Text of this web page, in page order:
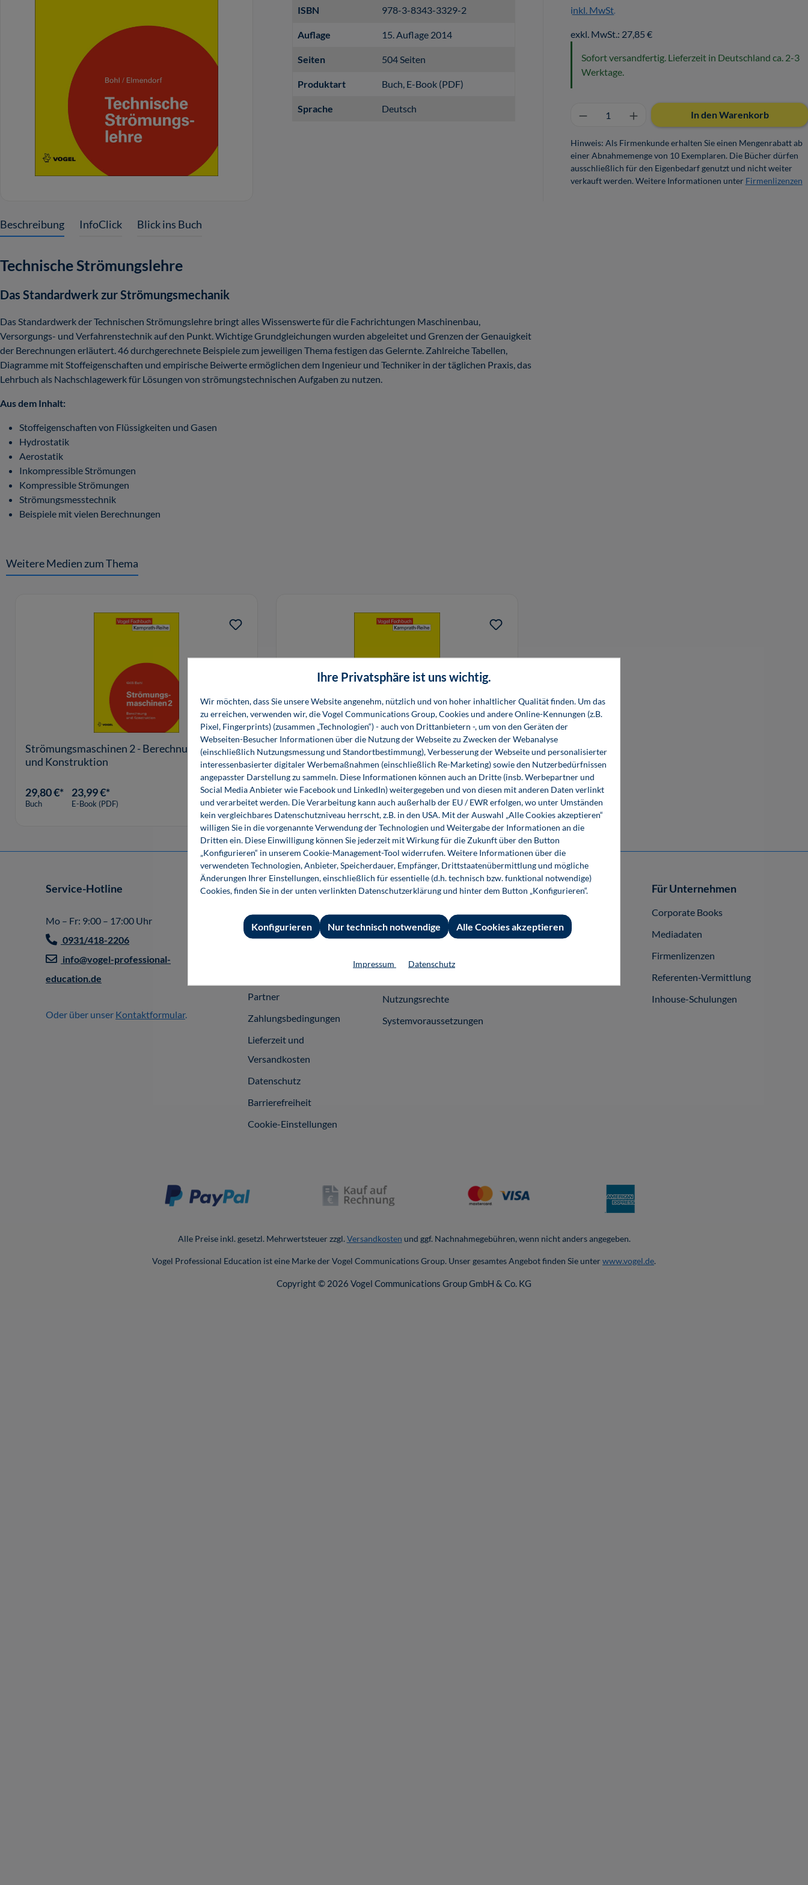
ISBN 978-3-8343-3329-2
Auflage 15. Auflage 2014
Seiten 504 Seiten
Produktart Buch, E-Book (PDF)
Sprache Deutsch
inkl. MwSt.
exkl. MwSt.: 27,85 €
Sofort versandfertig. Lieferzeit in Deutschland ca. 2-3
Werktage.
Produkt Anzahl: Gib denIn den Warenkorb
Hinweis: Als Firmenkunde erhalten Sie einen Mengenrabatt ab
einer Abnahmemenge von 10 Exemplaren. Die Bücher dürfen
ausschließlich für den Eigenbedarf genutzt und nicht weiter
verkauft werden. Weitere Informationen unter Firmenlizenzen
Beschreibung InfoClick Blick ins Buch
Technische Strömungslehre
Das Standardwerk zur Strömungsmechanik
Das Standardwerk der Technischen Strömungslehre bringt alles Wissenswerte für die Fachrichtungen Maschinenbau,
Versorgungs- und Verfahrenstechnik auf den Punkt. Wichtige Grundgleichungen wurden abgeleitet und Grenzen der Genauigkeit
der Berechnungen erläutert. 46 durchgerechnete Beispiele zum jeweiligen Thema festigen das Gelernte. Zahlreiche Tabellen,
Diagramme mit Stoffeigenschaften und empirische Beiwerte ermöglichen dem Ingenieur und Techniker in der täglichen Praxis, das
Lehrbuch als Nachschlagewerk für Lösungen von strömungstechnischen Aufgaben zu nutzen.
Aus dem Inhalt:
Stoffeigenschaften von Flüssigkeiten und Gasen
Hydrostatik
Aerostatik
Inkompressible Strömungen
Kompressible Strömungen
Strömungsmesstechnik
Beispiele mit vielen Berechnungen
Weitere Medien zum Thema
Strömungsmaschinen 2 - Berechnung
und Konstruktion
29,80 €*
Buch
23,99 €*
E-Book (PDF)
Strömungsmaschinen 1 - Aufbau und
Wirkungsweise
29,80 €*
Buch
23,99 €*
E-Book (PDF)
Service-Hotline
Mo – Fr: 9:00 – 17:00 Uhr
0931/418-2206
info@vogel-professional-
education.de
Oder über unser Kontaktformular.
Shop Informationen
Impressum
Allgemeine
Partner
Zahlungsbedingungen
Lieferzeit und
Versandkosten
Datenschutz
Barrierefreiheit
Cookie-Einstellungen
Shop-Service
Ansprechpartner
Support
Nutzungsrechte
Systemvoraussetzungen
Für Autor-/innen
Fachbuch publizieren
Für Unternehmen
Corporate Books
Mediadaten
Firmenlizenzen
Referenten-Vermittlung
Inhouse-Schulungen
Alle Preise inkl. gesetzl. Mehrwertsteuer zzgl. Versandkosten und ggf. Nachnahmegebühren, wenn nicht anders angegeben.
Vogel Professional Education ist eine Marke der Vogel Communications Group. Unser gesamtes Angebot finden Sie unterwww.vogel.de.
Copyright © 2026 Vogel Communications Group GmbH & Co. KG
Ihre Privatsphäre ist uns wichtig.
Wir möchten, dass Sie unsere Website angenehm, nützlich und von hoher inhaltlicher Qualität finden. Um das
zu erreichen, verwenden wir, die Vogel Communications Group, Cookies und andere Online-Kennungen (z.B.
Pixel, Fingerprints) (zusammen „Technologien“) - auch von Drittanbietern -, um von den Geräten der
Webseiten-Besucher Informationen über die Nutzung der Webseite zu Zwecken der Webanalyse
(einschließlich Nutzungsmessung und Standortbestimmung), Verbesserung der Webseite und personalisierter
interessenbasierter digitaler Werbemaßnahmen (einschließlich Re-Marketing) sowie den Nutzerbedürfnissen
angepasster Darstellung zu sammeln. Diese Informationen können auch an Dritte (insb. Werbepartner und
Social Media Anbieter wie Facebook und LinkedIn) weitergegeben und von diesen mit anderen Daten verlinkt
und verarbeitet werden. Die Verarbeitung kann auch außerhalb der EU / EWR erfolgen, wo unter Umständen
kein vergleichbares Datenschutzniveau herrscht, z.B. in den USA. Mit der Auswahl „Alle Cookies akzeptieren“
willigen Sie in die vorgenannte Verwendung der Technologien und Weitergabe der Informationen an die
Dritten ein. Diese Einwilligung können Sie jederzeit mit Wirkung für die Zukunft über den Button
„Konfigurieren“ in unserem Cookie-Management-Tool widerrufen. Weitere Informationen über die
verwendeten Technologien, Anbieter, Speicherdauer, Empfänger, Drittstaatenübermittlung und mögliche
Änderungen Ihrer Einstellungen, einschließlich für essentielle (d.h. technisch bzw. funktional notwendige)
Cookies, finden Sie in der unten verlinkten Datenschutzerklärung und hinter dem Button „Konfigurieren“.
Nur technisch notwendige
Konfigurieren Alle Cookies akzeptieren
Impressum Datenschutz